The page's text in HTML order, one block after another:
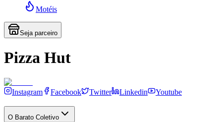
Motéis
Seja parceiro
Pizza Hut
Instagram Facebook Twitter Linkedin Youtube
O Barato Coletivo